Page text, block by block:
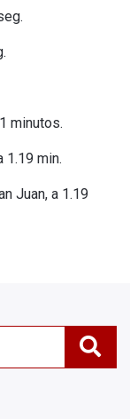
minutos.
1.19 min.
Juan, a 1.19